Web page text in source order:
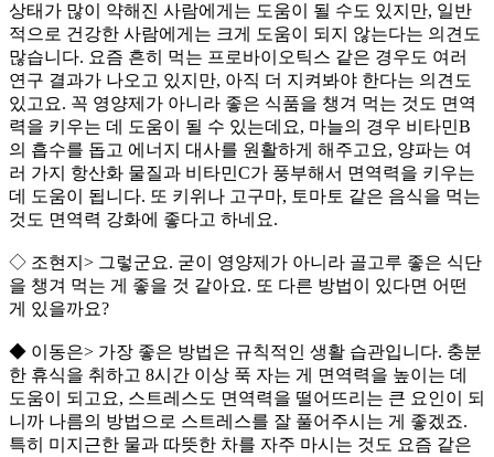
상태가 많이 약해진 사람에게는 도움이 될 수도 있지만, 일반
적으로 건강한 사람에게는 크게 도움이 되지 않는다는 의견도
많습니다. 요즘 흔히 먹는 프로바이오틱스 같은 경우도 여러
연구 결과가 나오고 있지만, 아직 더 지켜봐야 한다는 의견도
있고요. 꼭 영양제가 아니라 좋은 식품을 챙겨 먹는 것도 면역
력을 키우는 데 도움이 될 수 있는데요, 마늘의 경우 비타민B
의 흡수를 돕고 에너지 대사를 원활하게 해주고요, 양파는 여
러 가지 항산화 물질과 비타민C가 풍부해서 면역력을 키우는
데 도움이 됩니다. 또 키위나 고구마, 토마토 같은 음식을 먹는
것도 면역력 강화에 좋다고 하네요.
◇ 조현지> 그렇군요. 굳이 영양제가 아니라 골고루 좋은 식단
을 챙겨 먹는 게 좋을 것 같아요. 또 다른 방법이 있다면 어떤
게 있을까요?
◆ 이동은> 가장 좋은 방법은 규칙적인 생활 습관입니다. 충분
한 휴식을 취하고 8시간 이상 푹 자는 게 면역력을 높이는 데
도움이 되고요, 스트레스도 면역력을 떨어뜨리는 큰 요인이 되
니까 나름의 방법으로 스트레스를 잘 풀어주시는 게 좋겠죠.
특히 미지근한 물과 따뜻한 차를 자주 마시는 것도 요즘 같은